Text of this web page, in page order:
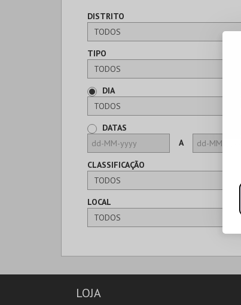
DISTRITO
TIPO
DIA
DATAS
A
CLASSIFICAÇÃO
LOCAL
LOJA